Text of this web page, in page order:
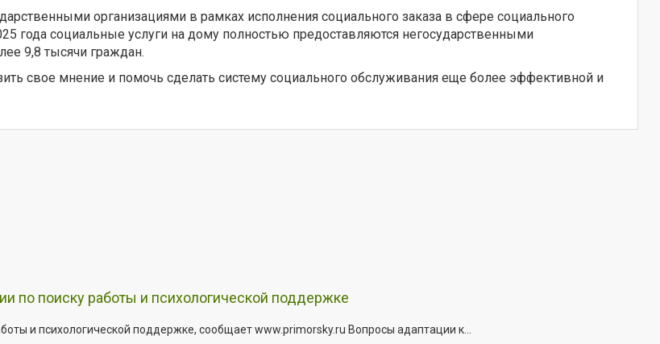
организациями в рамках исполнения социального заказа в сфере социального
года социальные услуги на дому полностью предоставляются негосударственными
9,8 тысячи граждан.
свое мнение и помочь сделать систему социального обслуживания еще более эффективной и
по поиску работы и психологической поддержке
и психологической поддержке, сообщает www.primorsky.ru Вопросы адаптации к...